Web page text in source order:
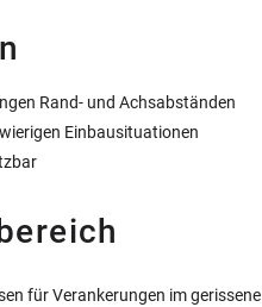
Rand- und Achsabständen
Einbausituationen
für Verankerungen im gerissene